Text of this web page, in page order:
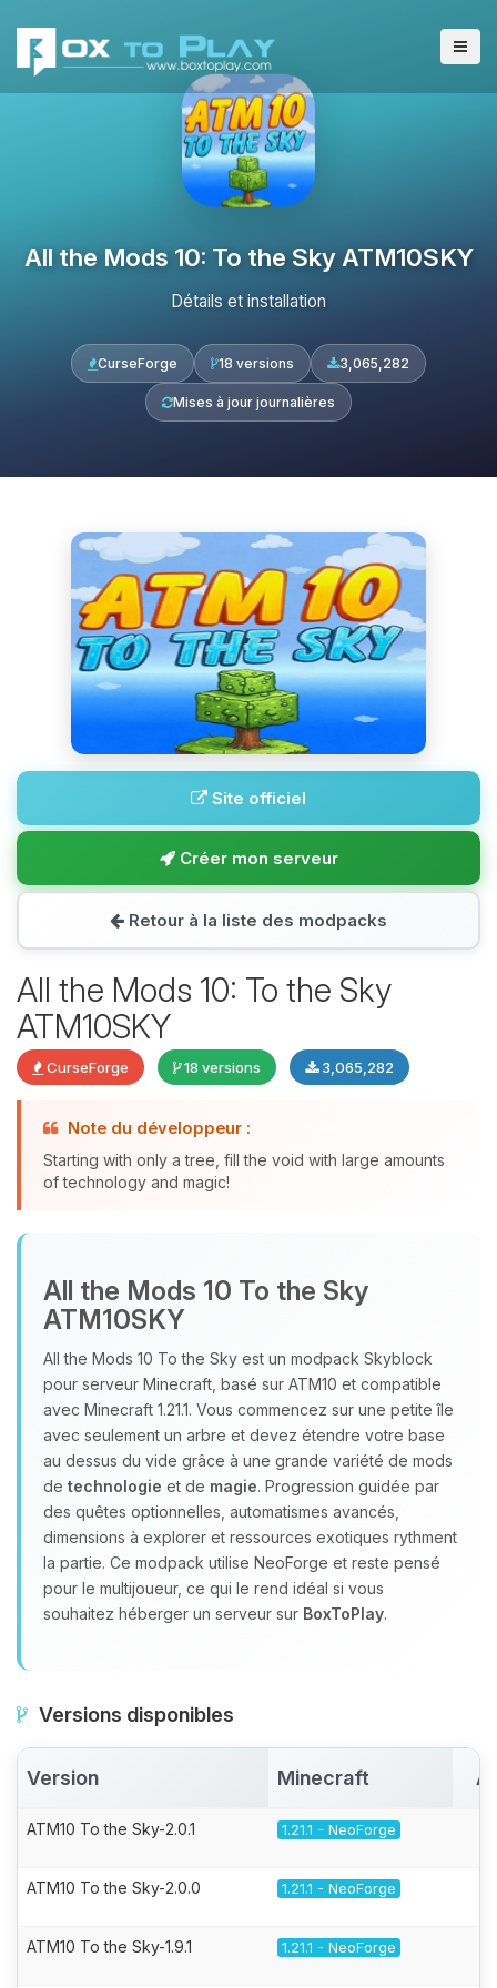
All the Mods 10: To the Sky ATM10SKY
Détails et installation
CurseForge 18 versions 3,065,282
Mises à jour journalières
Site officiel
Créer mon serveur
Retour à la liste des modpacks
All the Mods 10: To the Sky
ATM10SKY
CurseForge 18 versions 3,065,282
Note du développeur :
Starting with only a tree, fill the void with large amounts
of technology and magic!
All the Mods 10 To the Sky
ATM10SKY
All the Mods 10 To the Sky est un modpack Skyblock
pour serveur Minecraft, basé sur ATM10 et compatible
avec Minecraft 1.21.1. Vous commencez sur une petite île
avec seulement un arbre et devez étendre votre base
au dessus du vide grâce à une grande variété de mods
de technologie et de magie. Progression guidée par
des quêtes optionnelles, automatismes avancés,
dimensions à explorer et ressources exotiques rythment
la partie. Ce modpack utilise NeoForge et reste pensé
pour le multijoueur, ce qui le rend idéal si vous
souhaitez héberger un serveur sur BoxToPlay.
Versions disponibles
Version Minecraft
ATM10 To the Sky-2.0.1 1.21.1 - NeoForge
ATM10 To the Sky-2.0.0 1.21.1 - NeoForge
ATM10 To the Sky-1.9.1 1.21.1 - NeoForge
assistant BoxToPlay. Dis-moi ce dont
tu as besoin et je vais remuer mes
petits circuits pour t’aider.
07/08/2026 à 06:58